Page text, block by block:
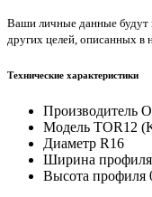
Ваши личные данные будут
других целей, описанных в
Технические характеристики
Производитель
Модель TOR12
Диаметр R16
Ширина профиля
Высота профиля